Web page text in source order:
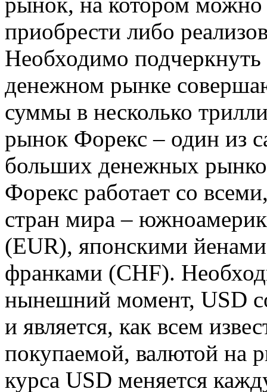
приобрести либо
Необходимо
денежном рынке
суммы в несколько
рынок Форекс – один из
больших денежных
Форекс работает со
стран мира –
(EUR), японскими
франками (CHF).
нынешний момент, USD
и является, как всем
покупаемой, валютой на
курса USD меняется